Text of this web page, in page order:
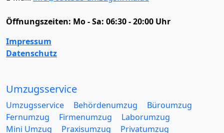
Öffnungszeiten: Mo - Sa: 06:30 - 20:00 Uhr
Impressum
Datenschutz
Umzugsservice
Umzugsservice Behördenumzug
Büroumzug
Fernumzug
Firmenumzug
Laborumzug
Mini Umzug
Praxisumzug
Privatumzug